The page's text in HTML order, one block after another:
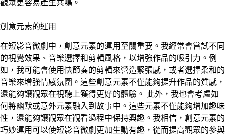
觀眾更容易產生共鳴。
創意元素的運用
在短影音微劇中，創意元素的運用至關重要。我經常會嘗試不同
的視覺效果、音樂選擇和剪輯風格，以增強作品的吸引力。例
如，我可能會使用快節奏的剪輯來營造緊張感，或者選擇柔和的
音樂來增強情感氛圍。這些創意元素不僅能夠提升作品的質感，
還能夠讓觀眾在視聽上獲得更好的體驗。 此外，我也會考慮如
何將幽默或意外元素融入到故事中。這些元素不僅能夠增加趣味
性，還能夠讓觀眾在觀看過程中保持興趣。我相信，創意元素的
巧妙運用可以使短影音微劇更加生動有趣，從而提高觀眾的參與